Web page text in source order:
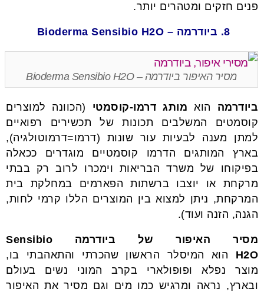
פנים חזקים ומטהרים יותר.
8. ביודרמה – Bioderma Sensibio H2O
מסיר האיפור ביודרמה – Bioderma Sensibio H2O
ביודרמה הוא מותג דרמו-קוסמטי (הכוונה למוצרים
קוסמטים המשלבים תכונות של תכשירים רפואיים
למתן מענה לבעיות עור שונות (דרמו=דרמוטולגיה),
בארץ המותגים הדרמו קוסמטיים מוגדרים ככאלה
בפיקוחו של משרד הבריאות וימכרו לרוב רק בבתי
מרקחת או יוצבו ברשתות הפארמים במחלקת בית
המרקחת, ניתן למצוא בין המוצרים הללו קרמי לחות,
הגנה, הזנה ועוד).
מסיר האיפור של ביודרמה
Sensibio
H2O
הוא המיסלר הראשון שהכרתי והתאהבתי בו,
מוצר נפלא ופופולארי בקרב המוני נשים בעולם
ובארץ, נראה ומרגיש כמו מים וגם מסיר את האיפור